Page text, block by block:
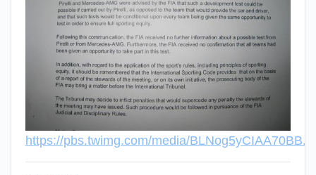
https://pbs.twimg.com/media/